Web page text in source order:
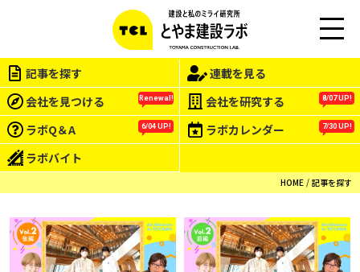
EN
記事を探す
連載を見る
会社を見つける
Renewal! 会社を研究する 8/07 UP!
ラボQ＆A 6/04 UP! ラボカレンダー 7/30 UP!
ラボバイト
HOME 記事を探す